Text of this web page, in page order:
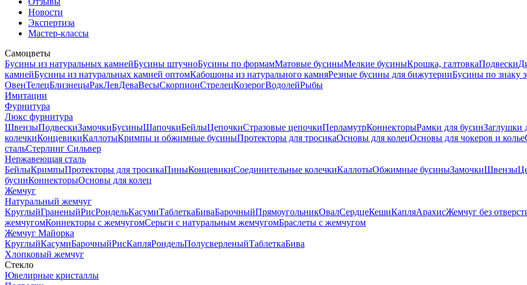
Новости
Экспертиза
Мастер-классы
Самоцветы
Бусины из натуральных камнейБусины штучноБусины по формамМатовые бусиныМелкие бусиныКрошка, галтовкаПодвески
камнейБусины из натуральных камней оптомКабошоны из натурального камняРезные бусины для бижутерииБусины по знаку
ОвенТелецБлизнецыРакЛевДеваВесыСкорпионСтрелецКозерогВодолейРыбы
Имитации
Фурнитура
Люкс фурнитура
ШвензыПодвескиЗамочкиБусиныШапочкиБейлыЦепочкиСтразовые цепочкиПерламутрКоннекторыРамки для бусинЗаглушки
колечкиКонцевикиКаллотыКримпы и обжимные бусиныПротекторы для тросикаОсновы для колецОсновы для чокеров и колье
стальСтерлинг Сильвер
Нержавеющая сталь
БейлыКримпыПротекторы для тросикаПиныКонцевикиСоединительные колечкиКаллотыОбжимные бусиныЗамочкиШвензы
бусинКоннекторыОсновы для колец
Жемчуг
Натуральный жемчуг
КруглыйГраненыйРисРондельКасумиТаблеткаБиваБарочныйПрямоугольникОвалСердцеКешиКапляАрахисЖемчуг без
жемчугомКоннекторы с жемчугомСерьги с натуральным жемчугомБраслеты с жемчугом
Жемчуг Майорка
КруглыйКасумиБарочныйРисКапляРондельПолусверленыйТаблеткаБива
Хлопковый жемчуг
Стекло
Ювелирные кристаллы